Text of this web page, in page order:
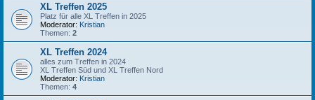
XL Treffen 2025
Platz für alle XL Treffen in 2025
Moderator: Kristian
Themen: 2
XL Treffen 2024
alles zum Treffen in 2024
XL Treffen Süd und XL Treffen Nord
Moderator: Kristian
Themen: 4